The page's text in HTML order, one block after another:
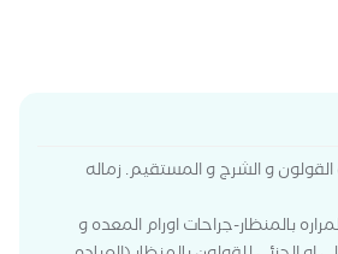
و الشرج و المستقيم. زماله
بالمنظار-جراحات اورام المعده و